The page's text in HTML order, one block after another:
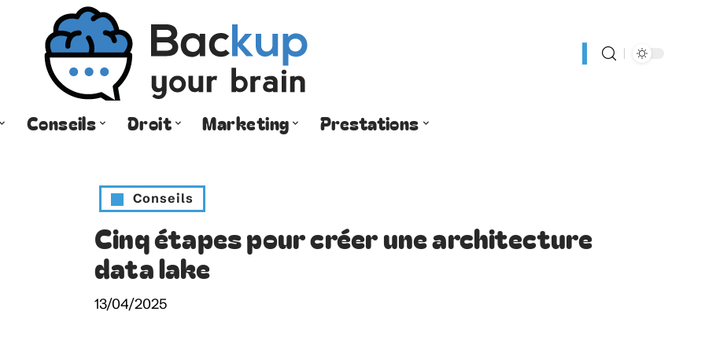
Conseils Droit Marketing Prestations
Conseils
Cinq étapes pour créer une architecture
data lake
13/04/2025